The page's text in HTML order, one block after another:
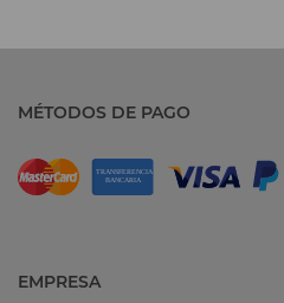
MÉTODOS DE PAGO
EMPRESA